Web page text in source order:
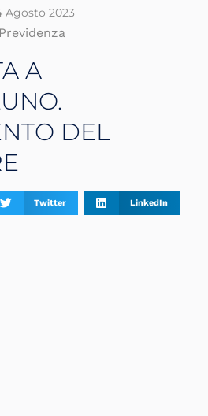
Agosto 2023
Previdenza
A
DEL
Twitter LinkedIn